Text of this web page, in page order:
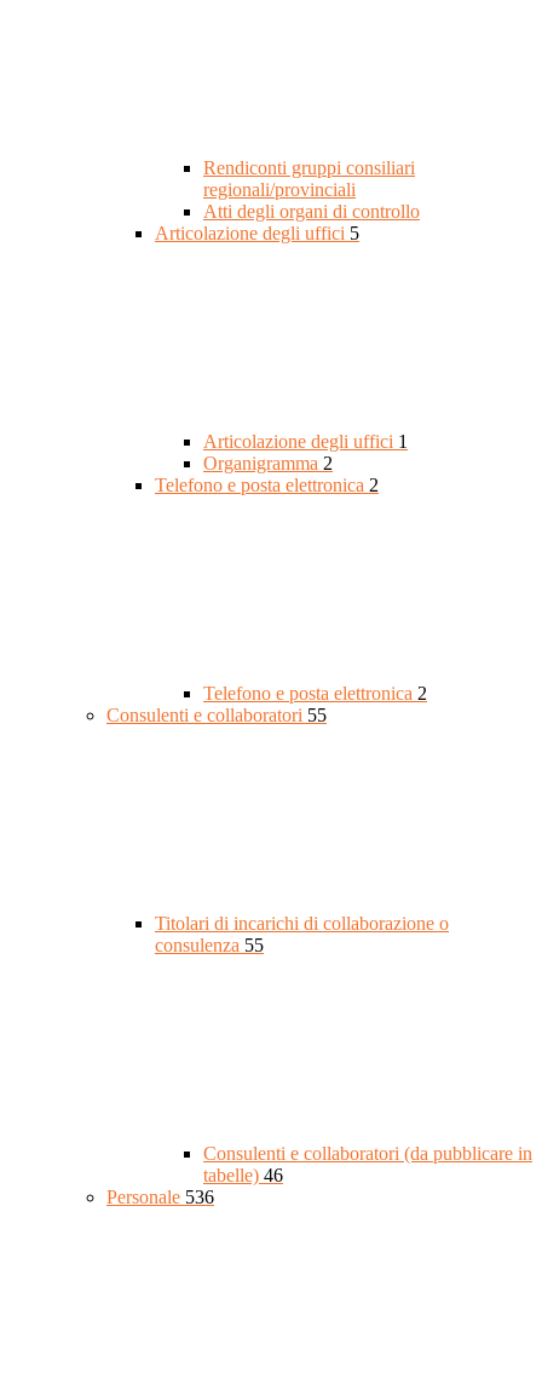
Rendiconti gruppi consiliari
regionali/provinciali
Atti degli organi di controllo
Articolazione degli uffici 5
Articolazione degli uffici 1
Organigramma 2
Telefono e posta elettronica 2
Telefono e posta elettronica 2
Consulenti e collaboratori 55
Titolari di incarichi di collaborazione o
consulenza 55
Consulenti e collaboratori (da pubblicare in
tabelle) 46
Personale 536